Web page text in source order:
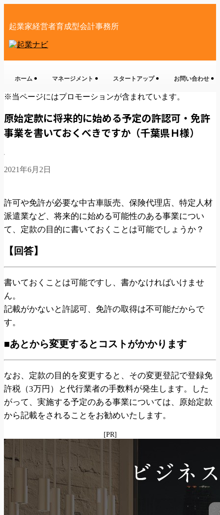
起業家経営者育成型会計事務所
ホーム マネージメント スタートアップ お問い合わせ
※当ページにはプロモーションが含まれています。
原始定款に将来的に始める予定の許認可・免許
事業を書いておくべきですか（千葉県Ｈ様）
2021年6月2日
許可や免許が必要な中古車販売、保険代理店、特定人材
派遣業など、将来的に始める可能性のある事業につい
て、定款の目的に書いておくことは可能でしょうか？
【回答】
書いておくことは可能ですし、書かなければいけませ
ん。
記載がかないと許認可、免許の取得は不可能だからで
す。
■あとから変更するとコストがかかります
なお、定款の目的を変更すると、その変更登記で登録免
許税（3万円）と代行業者の手数料が発生します。した
がって、実施する予定のある事業については、原始定款
から記載をされることをお勧めいたします。
[PR]